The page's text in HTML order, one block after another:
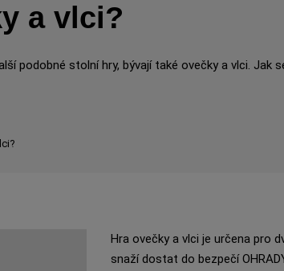
a vlci?
podobné stolní hry, bývají také ovečky a vlci. Jak
Hra ovečky a vlci je určena pro
snaží dostat do bezpečí